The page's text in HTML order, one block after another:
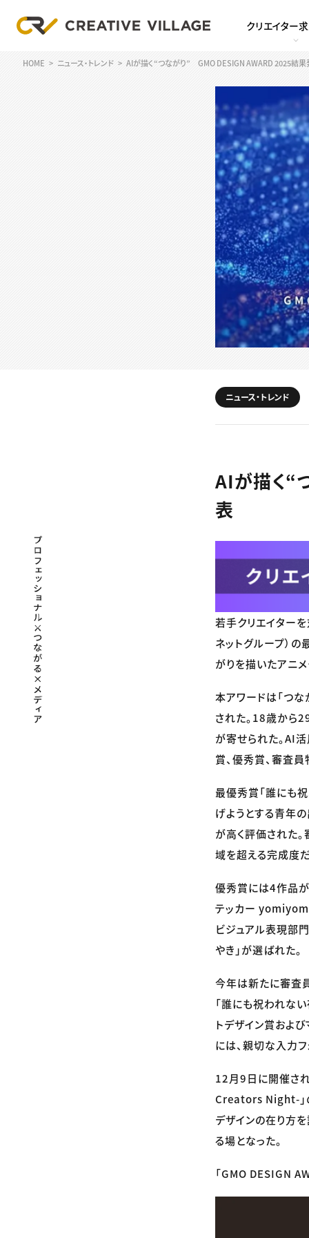
クリエイター
HOME ニュース・トレンド AIが描く“つながり” GMO DESIGN AWARD 2025結果
プロフェッショナル×つながる×メディア
ニュース・トレンド
AIが描く“
表
若手クリエイター
ネットグループ）
がりを描いたアニ
本アワードは「つ
された。18歳から
が寄せられた。AI
賞、優秀賞、審査
最優秀賞「誰にも
げようとする青年
が高く評価された
域を超える完成度
優秀賞には4作品が
テッカー yomiyomi
ビジュアル表現部
やき」が選ばれた。
今年は新たに審査
「誰にも祝われない
トデザイン賞およ
には、親切な入力フ
12月9日に開催さ
Creators Night-」
デザインの在り方
る場となった。
「GMO DESIGN